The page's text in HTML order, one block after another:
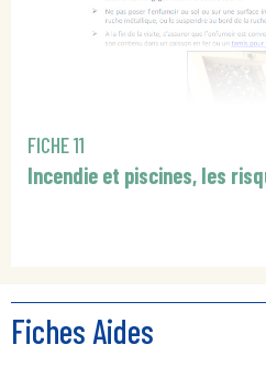
FICHE 11
Incendie et piscines, les
Fiches Aides